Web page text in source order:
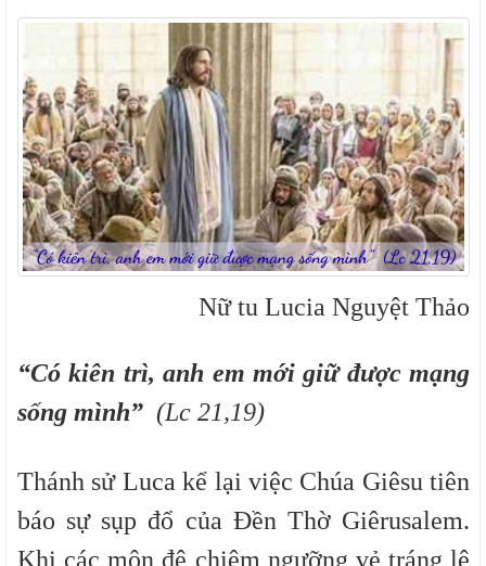
Nữ tu Lucia Nguyệt Thảo
“Có kiên trì, anh em mới giữ được mạng
sống mình” (Lc 21,19)
Thánh sử Luca kể lại việc Chúa Giêsu tiên
báo sự sụp đổ của Đền Thờ Giêrusalem.
Khi các môn đệ chiêm ngưỡng vẻ tráng lệ